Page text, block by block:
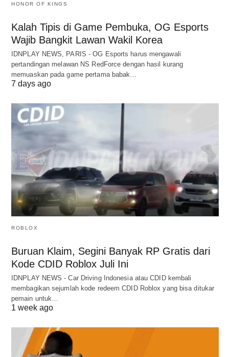
HONOR OF KINGS
Kalah Tipis di Game Pembuka, OG Esports
Wajib Bangkit Lawan Wakil Korea
IDNPLAY NEWS, PARIS - OG Esports harus mengawali
pertandingan melawan NS RedForce dengan hasil kurang
memuaskan pada game pertama babak…
7 days ago
ROBLOX
Buruan Klaim, Segini Banyak RP Gratis dari
Kode CDID Roblox Juli Ini
IDNPLAY NEWS - Car Driving Indonesia atau CDID kembali
membagikan sejumlah kode redeem CDID Roblox yang bisa ditukar
pemain untuk…
1 week ago